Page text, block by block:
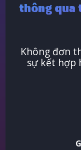
thông qua
Không đơn
sự kết hợp